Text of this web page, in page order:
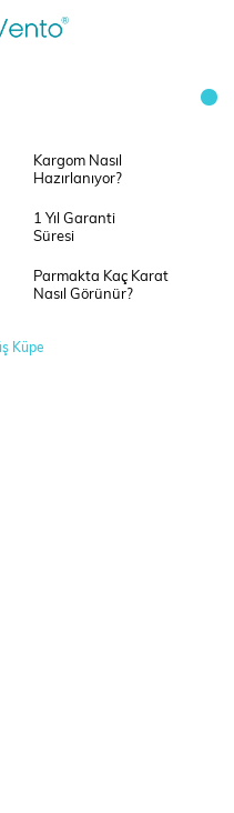
Kargom Nasıl
Hazırlanıyor?
1 Yıl Garanti
Süresi
Parmakta Kaç Karat
Nasıl Görünür?
Küpe